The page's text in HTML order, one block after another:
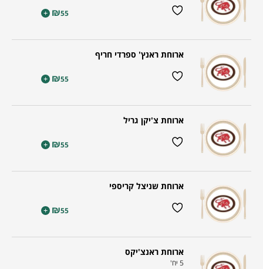
₪55
+
ארוחת ראנץ' ספרדי חריף
₪55
+
ארוחת צ'יקן גריל
₪55
+
ארוחת שניצל קריספי
₪55
+
ארוחת ראנצ'יקס
5 יח'